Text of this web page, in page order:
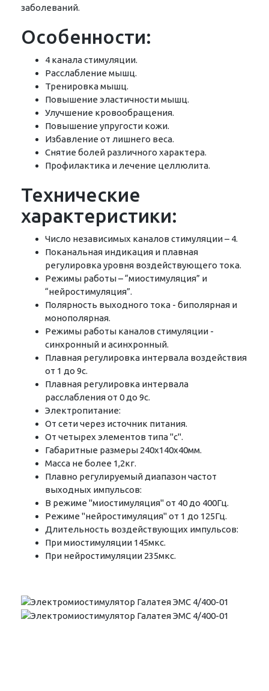
заболеваний.
Особенности:
4 канала стимуляции.
Расслабление мышц.
Тренировка мышц.
Повышение эластичности мышц.
Улучшение кровообращения.
Повышение упругости кожи.
Избавление от лишнего веса.
Снятие болей различного характера.
Профилактика и лечение целлюлита.
Технические
характеристики:
Число независимых каналов стимуляции – 4.
Поканальная индикация и плавная
регулировка уровня воздействующего тока.
Режимы работы – “миостимуляция” и
“нейростимуляция”.
Полярность выходного тока - биполярная и
монополярная.
Режимы работы каналов стимуляции -
синхронный и асинхронный.
Плавная регулировка интервала воздействия
от 1 до 9с.
Плавная регулировка интервала
расслабления от 0 до 9с.
Электропитание:
От сети через источник питания.
От четырех элементов типа "c".
Габаритные размеры 240x140x40мм.
Масса не более 1,2кг.
Плавно регулируемый диапазон частот
выходных импульсов:
В режиме "миостимуляция" от 40 до 400Гц.
Режиме "нейростимуляция" от 1 до 125Гц.
Длительность воздействующих импульсов:
При миостимуляции 145мкс.
При нейростимуляции 235мкс.